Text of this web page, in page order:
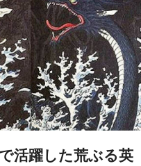
活躍した荒ぶる英